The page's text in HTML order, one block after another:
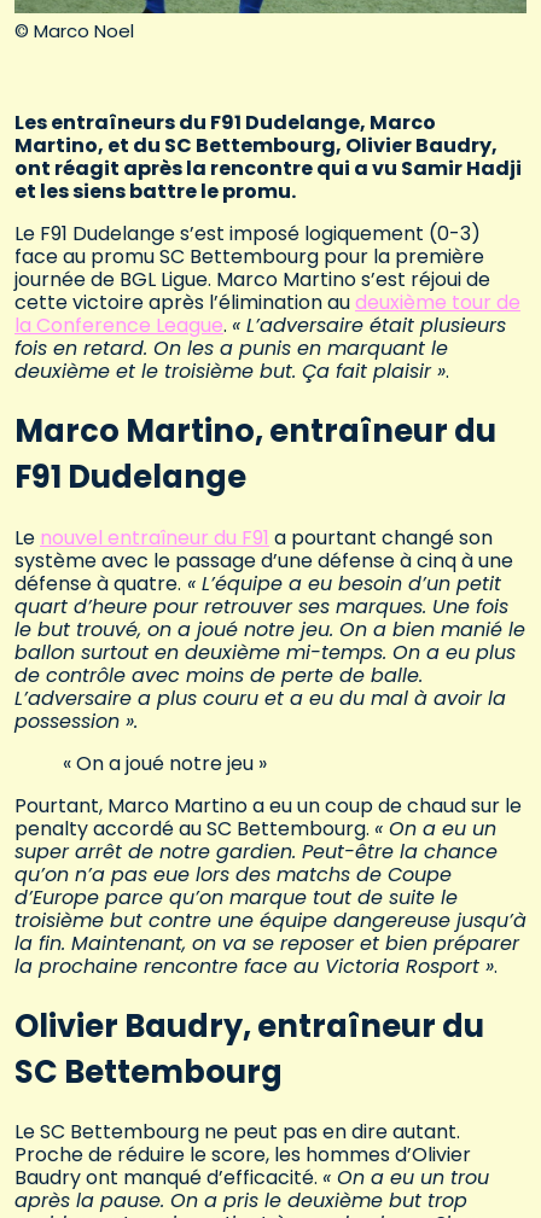
© Marco Noel
Les entraîneurs du F91 Dudelange, Marco
Martino, et du SC Bettembourg, Olivier Baudry,
ont réagit après la rencontre qui a vu Samir Hadji
et les siens battre le promu.
Le F91 Dudelange s’est imposé logiquement (0-3)
face au promu SC Bettembourg pour la première
journée de BGL Ligue. Marco Martino s’est réjoui de
cette victoire après l’élimination audeuxième tour de
la Conference League. « L’adversaire était plusieurs
fois en retard. On les a punis en marquant le
deuxième et le troisième but. Ça fait plaisir ».
Marco Martino, entraîneur du
F91 Dudelange
Le nouvel entraîneur du F91 a pourtant changé son
système avec le passage d’une défense à cinq à une
défense à quatre. « L’équipe a eu besoin d’un petit
quart d’heure pour retrouver ses marques. Une fois
le but trouvé, on a joué notre jeu. On a bien manié le
ballon surtout en deuxième mi-temps. On a eu plus
de contrôle avec moins de perte de balle.
L’adversaire a plus couru et a eu du mal à avoir la
possession ».
« On a joué notre jeu »
Pourtant, Marco Martino a eu un coup de chaud sur le
penalty accordé au SC Bettembourg. « On a eu un
super arrêt de notre gardien. Peut-être la chance
qu’on n’a pas eue lors des matchs de Coupe
d’Europe parce qu’on marque tout de suite le
troisième but contre une équipe dangereuse jusqu’à
la fin. Maintenant, on va se reposer et bien préparer
la prochaine rencontre face au Victoria Rosport ».
Olivier Baudry, entraîneur du
SC Bettembourg
Le SC Bettembourg ne peut pas en dire autant.
Proche de réduire le score, les hommes d’Olivier
Baudry ont manqué d’efficacité. « On a eu un trou
après la pause. On a pris le deuxième but trop